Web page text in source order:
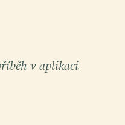
v aplikaci